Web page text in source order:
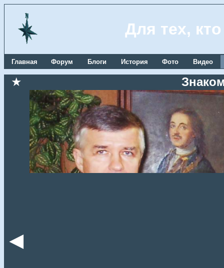
Для тех,
Главная Форум Блоги История Фото Видео
★
◄